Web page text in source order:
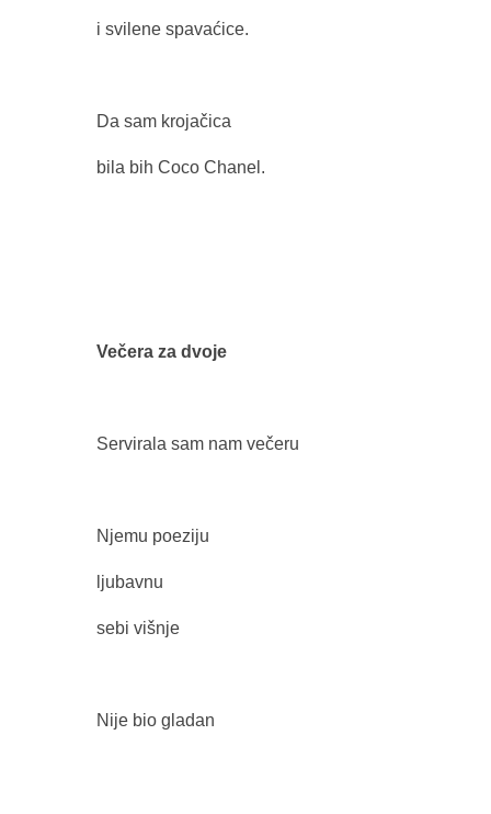
i svilene spavaćice.
Da sam krojačica
bila bih Coco Chanel.
Večera za dvoje
Servirala sam nam večeru
Njemu poeziju
ljubavnu
sebi višnje
Nije bio gladan